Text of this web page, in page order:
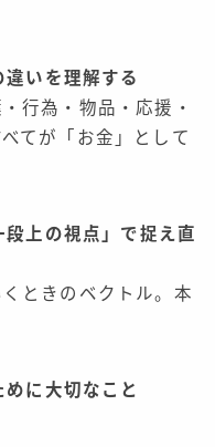
いを理解する
行為・物品・応援・
てが「お金」として
上の視点」で捉え直
ときのベクトル。本
に大切なこと